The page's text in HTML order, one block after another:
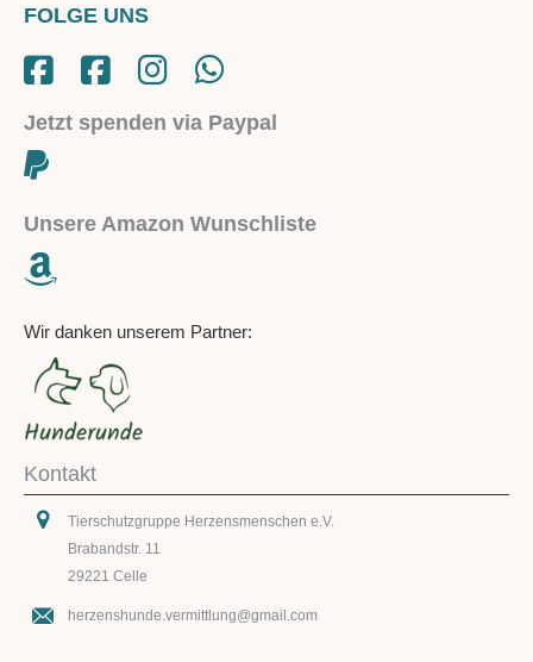
FOLGE UNS
Jetzt spenden via Paypal
Unsere Amazon Wunschliste
Wir danken unserem Partner:
Kontakt
Tierschutzgruppe Herzensmenschen e.V.
Brabandstr. 11
29221 Celle
herzenshunde.vermittlung@gmail.com